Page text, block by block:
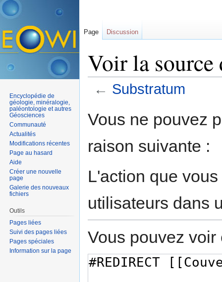
Voir la source
← Substratum
Vous ne pouvez
raison suivante :
L'action que
utilisateurs dans
Vous pouvez
Page Discussion
Encyclopédie de
géologie, minéralogie,
paléontologie et autres
Géosciences
Communauté
Actualités
Modifications récentes
Page au hasard
Aide
Créer une nouvelle
page
Galerie des nouveaux
fichiers
Outils
Pages liées
Suivi des pages liées
Pages spéciales
Information sur la page